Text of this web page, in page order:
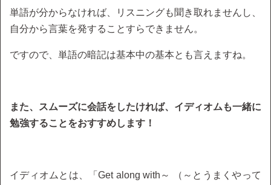
単語が分からなければ、リスニングも聞き取れませんし、
自分から言葉を発することすらできません。
ですので、単語の暗記は基本中の基本とも言えますね。
また、スムーズに会話をしたければ、イディオムも一緒に
勉強することをおすすめします！
イディオムとは、「Get along with～ （～とうまくやって